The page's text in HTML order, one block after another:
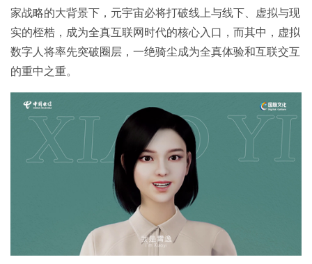
家战略的大背景下，元宇宙必将打破线上与线下、虚拟与现
实的桎梏，成为全真互联网时代的核心入口，而其中，虚拟
数字人将率先突破圈层，一绝骑尘成为全真体验和互联交互
的重中之重。